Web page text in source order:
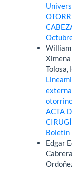
William
Tolosa,
ACTA
Boletín
Edgar